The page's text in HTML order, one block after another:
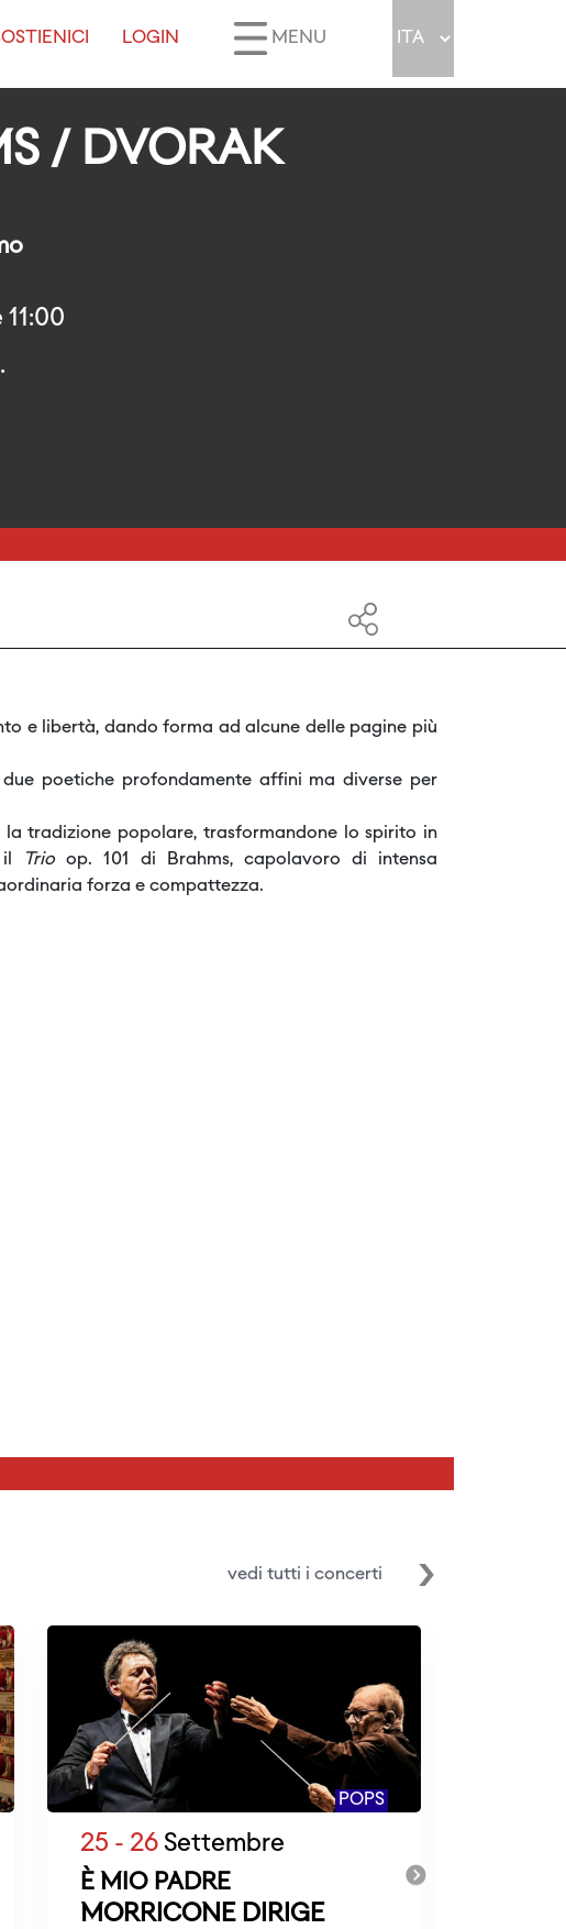
LOGIN MENU
/ DVORAK
e libertà, dando forma ad alcune delle pagine più
poetiche profondamente affini ma diverse per
tradizione popolare, trasformandone lo spirito in
il
Trio op. 101 di Brahms, capolavoro di intensa
forza e compattezza.
vedi tutti i concerti
POPS
25 - 26 Settembre
È MIO PADRE
MORRICONE DIRIGE